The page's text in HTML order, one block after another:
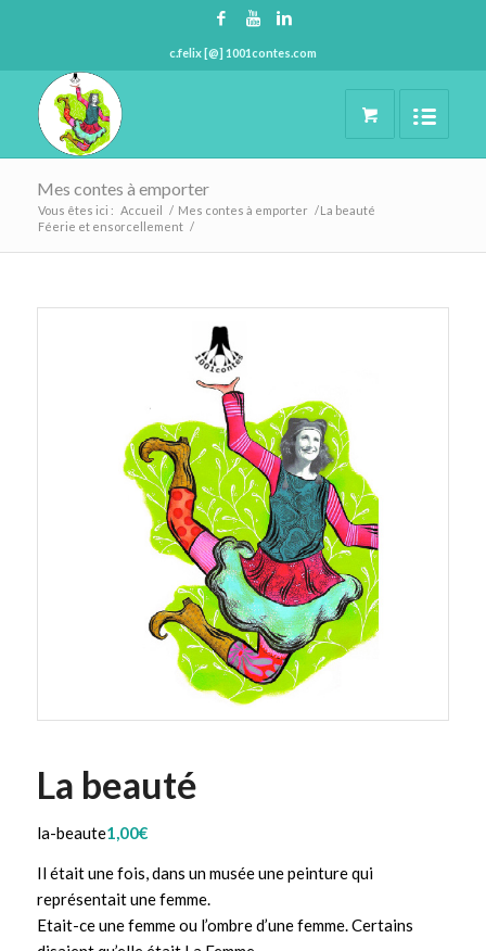
c.felix [@] 1001contes.com
Mes contes à emporter
Vous êtes ici : Accueil / Mes contes à emporter /
Féerie et ensorcellement /
La beauté
La beauté
la-beaute1,00€
Il était une fois, dans un musée une peinture qui
représentait une femme.
Etait-ce une femme ou l’ombre d’une femme. Certains